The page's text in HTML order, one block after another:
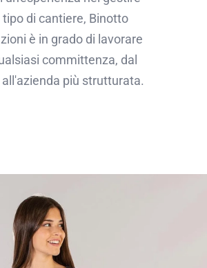
tipo di cantiere, Binotto
è in grado di lavorare
committenza, dal
più strutturata.